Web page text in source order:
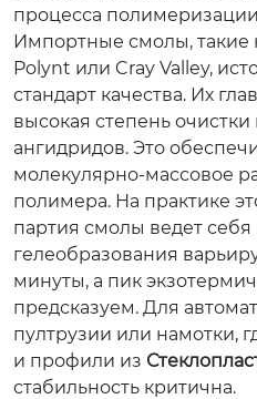
процесса
Импортные смолы, такие
Polynt или Cray Valley,
стандарт качества. Их
высокая степень
ангидридов. Это
молекулярно-массовое
полимера. На практике
партия смолы ведет
гелеобразования
минуты, а пик
предсказуем. Для
пултрузии или намотки,
и профили из
стабильность критична.